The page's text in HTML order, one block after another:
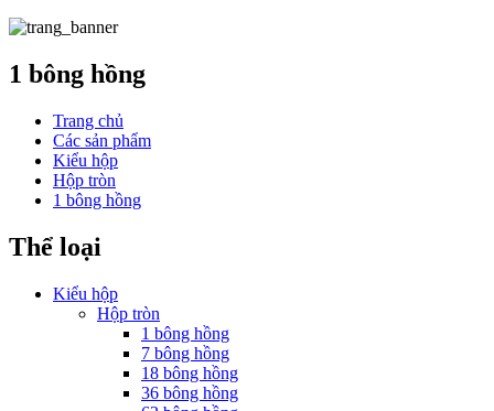
1 bông hồng
Trang chủ
Các sản phẩm
Kiểu hộp
Hộp tròn
1 bông hồng
Thể loại
Kiểu hộp
Hộp tròn
1 bông hồng
7 bông hồng
18 bông hồng
36 bông hồng